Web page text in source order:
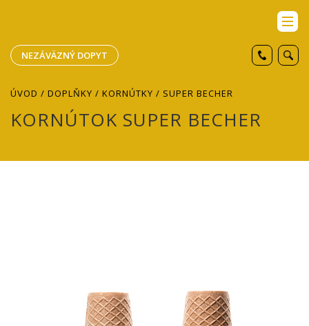
NEZÁVÄZNÝ DOPYT
ÚVOD / DOPLŇKY / KORNÚTKY / SUPER BECHER
KORNÚTOK SUPER BECHER